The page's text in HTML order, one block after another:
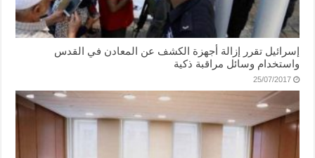
إسرائيل تقرر إزالة أجهزة الكشف عن المعادن في القدس
واستخدام وسائل مراقبة ذكية
25/07/2017